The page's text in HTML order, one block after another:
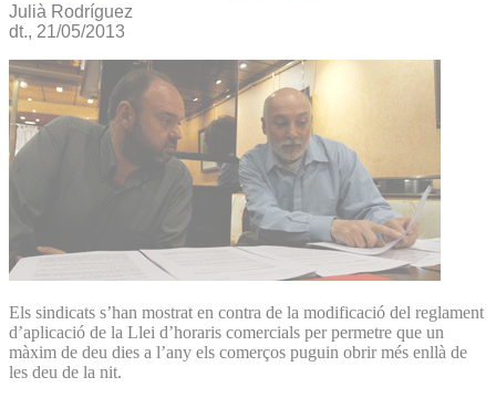
Julià Rodríguez
dt., 21/05/2013
Els sindicats s’han mostrat en contra de la modificació del reglament
d’aplicació de la Llei d’horaris comercials per permetre que un
màxim de deu dies a l’any els comerços puguin obrir més enllà de
les deu de la nit.